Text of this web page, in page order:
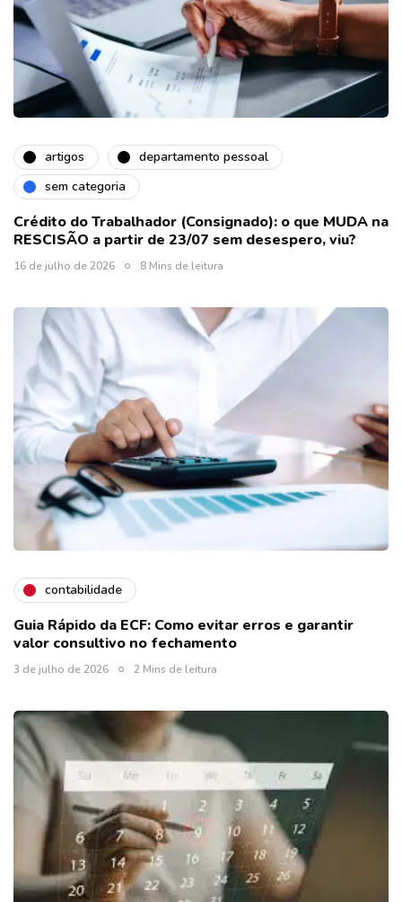
artigos
departamento pessoal
sem categoria
Crédito do Trabalhador (Consignado): o que MUDA na
RESCISÃO a partir de 23/07 sem desespero, viu?
16 de julho de 2026 8 Mins de leitura
contabilidade
Guia Rápido da ECF: Como evitar erros e garantir
valor consultivo no fechamento
3 de julho de 2026 2 Mins de leitura